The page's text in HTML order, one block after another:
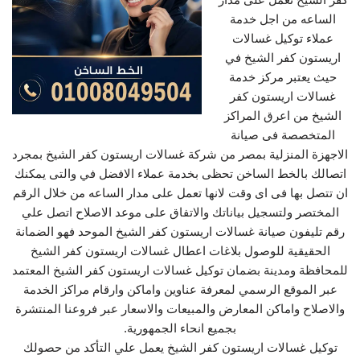
الساعه من اجل خدمة
عملاء توكيل غسالات
اريستون كفر الشيخ في
حيث يعتبر مركز خدمة
غسالات اريستون كفر
الشيخ من اعرق المراكز
المتخصصة فى صيانة
الاجهزة المنزلية بمصر من شركة غسالات اريستون كفر الشيخ بمجرد
اتصالك بالخط الساخن تحظى بخدمة عملاء الافضل في والتى يمكنك
ان تتصل بها فى اى وقت لانها تعمل على مدار الساعه من خلال الرقم
المختصر ولتسجيل بياناتك والاتفاق على موعد الاصلاح اتصل علي
رقم تليفون صيانة غسالات اريستون كفر الشيخ الموحد فهو الضمانة
الحقيقية للوصول بلاغات اعطال غسالات اريستون كفر الشيخ
للمحافظة ومدينة بضمان توكيل غسالات اريستون كفر الشيخ المعتمد
عبر الموقع الرسمي لمعرفة عناوين واماكن وارقام مراكز الخدمة
والاصلاح واماكن المعارض والمبيعات والاسعار عبر فروعنا المنتشرة
بجميع انحاء الجمهورية.
توكيل غسالات اريستون كفر الشيخ يعمل علي التأكد من حصولك